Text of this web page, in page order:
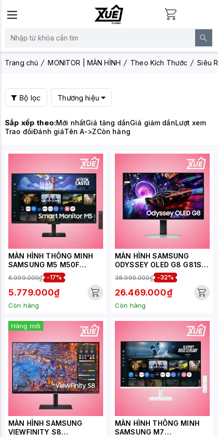
Trang chủ MONITOR | MÀN HÌNH Theo Kích Thước Siêu
Bộ lọc Thương hiệu
Sắp xếp theo:Mới nhấtGiá tăng dầnGiá giảm dầnLượt xem
Trao đổiĐánh giáTên A->ZCòn hàng
MÀN HÌNH THÔNG MINH
SAMSUNG M5 M50F
LS32FM500EEXXV (32
INCH - VA - FHD - 60HZ -
4MS - SPEAKER)
6.999.000₫ -17%
5.779.000₫
Còn hàng
MÀN HÌNH SAMSUNG
ODYSSEY OLED G8 G81SF
LS32FG812SEXXV (32
INCH/UHD/OLED/240HZ/0.
03MS)
38.999.000₫ -32%
26.469.000₫
Còn hàng
Hàng mới
MÀN HÌNH SAMSUNG
VIEWFINITY S8
MÀN HÌNH THÔNG MINH
SAMSUNG M7